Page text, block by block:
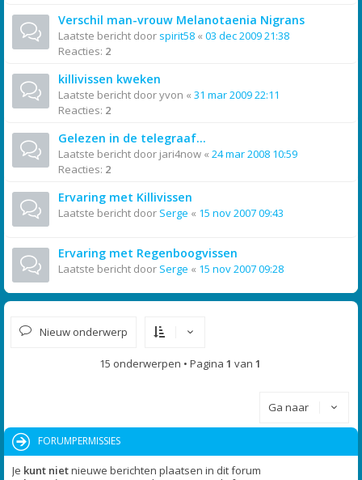
Verschil man-vrouw Melanotaenia Nigrans
Laatste bericht door spirit58 « 03 dec 2009 21:38
Reacties: 2
killivissen kweken
Laatste bericht dooryvon « 31 mar 2009 22:11
Reacties: 2
Gelezen in de telegraaf...
Laatste bericht door jari4now « 24 mar 2008 10:59
Reacties: 2
Ervaring met Killivissen
Laatste bericht door Serge « 15 nov 2007 09:43
Ervaring met Regenboogvissen
Laatste bericht door Serge « 15 nov 2007 09:28
Nieuw onderwerp
15 onderwerpen • Pagina 1 van 1
Ga naar
FORUMPERMISSIES
Je kunt nietnieuwe berichten plaatsen in dit forum